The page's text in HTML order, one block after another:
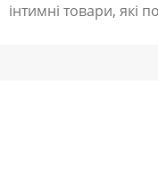
інтимні товари, які